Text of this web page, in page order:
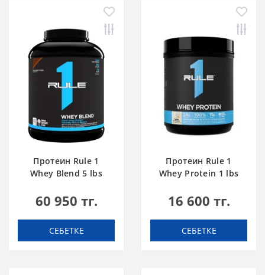
Протеин Rule 1
Whey Blend 5 lbs
60 950 тг.
СЕБЕТКЕ
Протеин Rule 1
Whey Protein 1 lbs
16 600 тг.
СЕБЕТКЕ